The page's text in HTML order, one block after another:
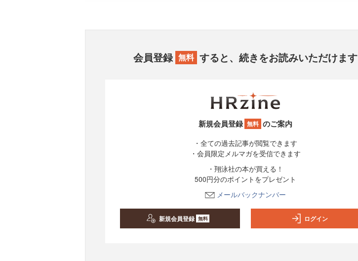
会員登録 無料 すると、続きをお読みいただけます
新規会員登録 無料 のご案内
・全ての過去記事が閲覧できます
・会員限定メルマガを受信できます
・翔泳社の本が買える！
500円分のポイントをプレゼント
メールバックナンバー
新規会員登録 無料 ログイン